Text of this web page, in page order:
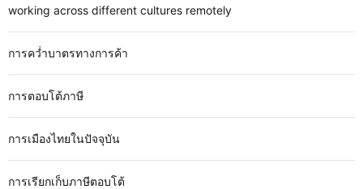
working across different cultures remotely
การคว่ำบาตรทางการค้า
การตอบโต้ภาษี
การเมืองไทยในปัจจุบัน
การเรียกเก็บภาษีตอบโต้